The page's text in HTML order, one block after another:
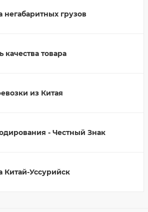
негабаритных грузов
качества товара
из Китая
- Честный Знак
Китай-Уссурийск